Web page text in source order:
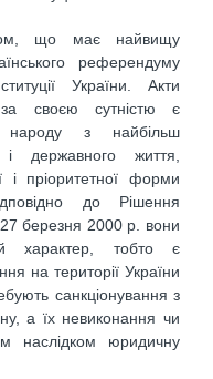
що має найвищу
референдуму
України. Акти
за своєю сутністю є
народу з найбільш
і державного життя,
пріоритетної форми
до Рішення
27 березня 2000 р. вони
характер, тобто є
на території України
санкціонування з
а їх невиконання чи
наслідком юридичну